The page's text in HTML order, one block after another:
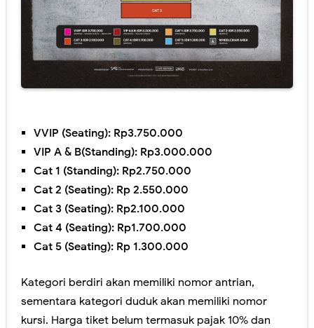
VVIP (Seating): Rp3.750.000
VIP A & B(Standing): Rp3.000.000
Cat 1 (Standing): Rp2.750.000
Cat 2 (Seating): Rp 2.550.000
Cat 3 (Seating): Rp2.100.000
Cat 4 (Seating): Rp1.700.000
Cat 5 (Seating): Rp 1.300.000
Kategori berdiri akan memiliki nomor antrian,
sementara kategori duduk akan memiliki nomor
kursi. Harga tiket belum termasuk pajak 10% dan